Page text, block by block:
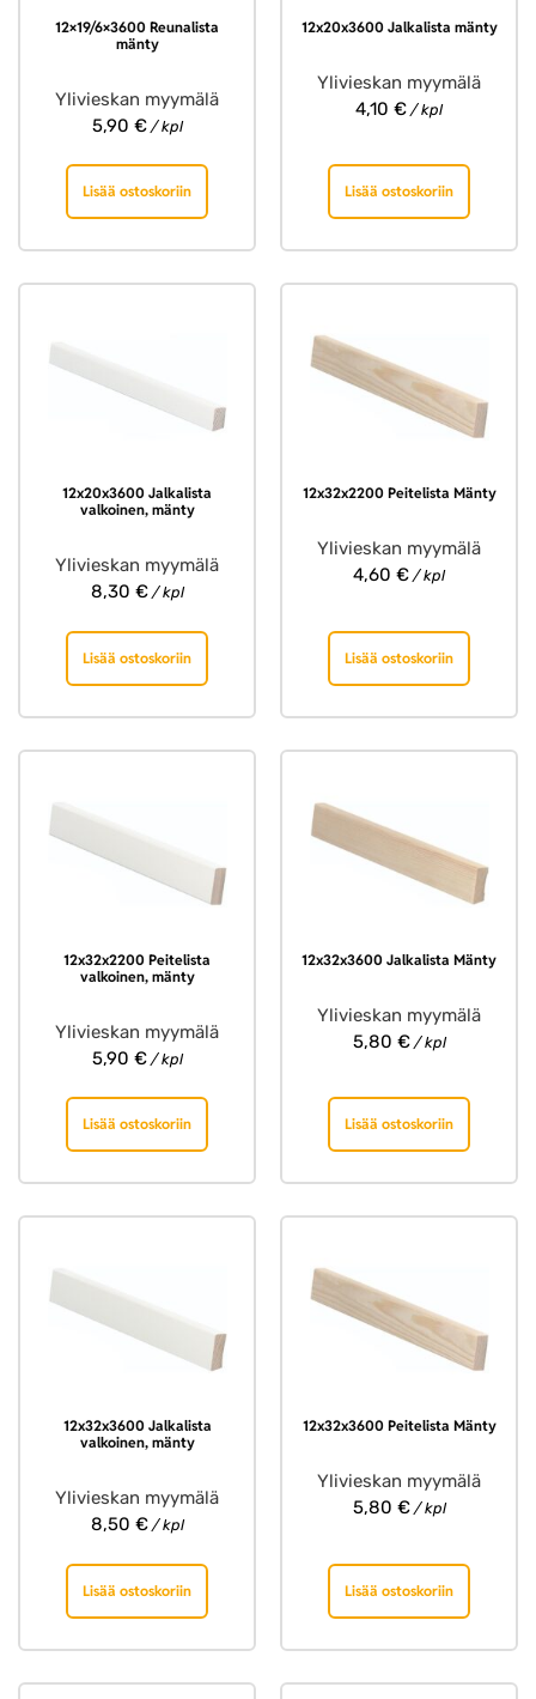
12×19/6×3600 Reunalista
mänty
Ylivieskan myymälä
5,90 €/ kpl
Lisää ostoskoriin
12x20x3600 Jalkalista mänty
Ylivieskan myymälä
4,10 € / kpl
Lisää ostoskoriin
12x20x3600 Jalkalista
valkoinen, mänty
Ylivieskan myymälä
8,30 €/ kpl
Lisää ostoskoriin
12x32x2200 Peitelista Mänty
Ylivieskan myymälä
4,60 € / kpl
Lisää ostoskoriin
12x32x2200 Peitelista
valkoinen, mänty
Ylivieskan myymälä
5,90 €/ kpl
Lisää ostoskoriin
12x32x3600 Jalkalista Mänty
Ylivieskan myymälä
5,80 €/ kpl
Lisää ostoskoriin
12x32x3600 Jalkalista
valkoinen, mänty
Ylivieskan myymälä
8,50 €/ kpl
Lisää ostoskoriin
12x32x3600 Peitelista Mänty
Ylivieskan myymälä
5,80 €/ kpl
Lisää ostoskoriin